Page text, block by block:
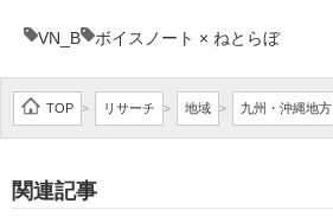
エレクトロニクス専門サイト
電子設計の基本と応用
エネルギーの専門メディア
建設×テクノロジーの最前線
VN_B ボイスノート × ねとらぼ
TOP > リサーチ > 地域 > 九州・沖縄地方
関連記事